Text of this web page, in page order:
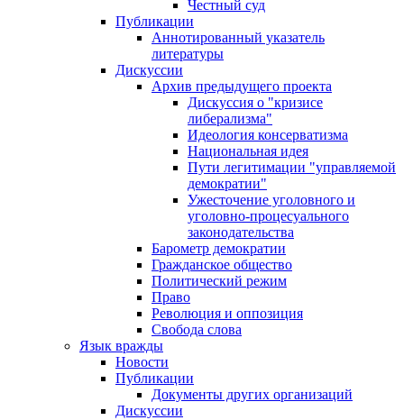
Честный суд
Публикации
Аннотированный указатель
литературы
Дискуссии
Архив предыдущего проекта
Дискуссия о "кризисе
либерализма"
Идеология консерватизма
Национальная идея
Пути легитимации "управляемой
демократии"
Ужесточение уголовного и
уголовно-процесуального
законодательства
Барометр демократии
Гражданское общество
Политический режим
Право
Революция и оппозиция
Свобода слова
Язык вражды
Новости
Публикации
Документы других организаций
Дискуссии